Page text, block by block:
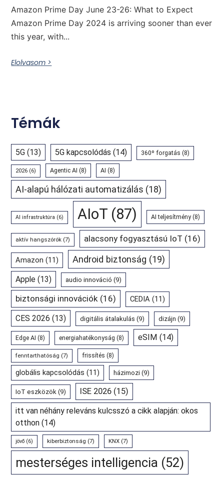
Amazon Prime Day June 23-26: What to Expect
Amazon Prime Day 2024 is arriving sooner than ever
this year, with...
Elolvasom >
Témák
5G (13) 5G kapcsolódás (14) 360º forgatás (8)
2026 (6) Agentic AI (8) AI (8)
AI-alapú hálózati automatizálás (18)
AI infrastruktúra (6) AIoT (87) AI teljesítmény (8)
aktív hangszórók (7) alacsony fogyasztású IoT (16)
Amazon (11) Android biztonság (19)
Apple (13) audio innováció (9)
biztonsági innovációk (16) CEDIA (11)
CES 2026 (13) digitális átalakulás (9) dizájn (9)
Edge AI (8) energiahatékonyság (8) eSIM (14)
fenntarthatóság (7) frissítés (8)
globális kapcsolódás (11) házimozi (9)
IoT eszközök (9) ISE 2026 (15)
itt van néhány releváns kulcsszó a cikk alapján: okos
otthon (14)
jövő (6) kiberbiztonság (7) KNX (7)
mesterséges intelligencia (52)